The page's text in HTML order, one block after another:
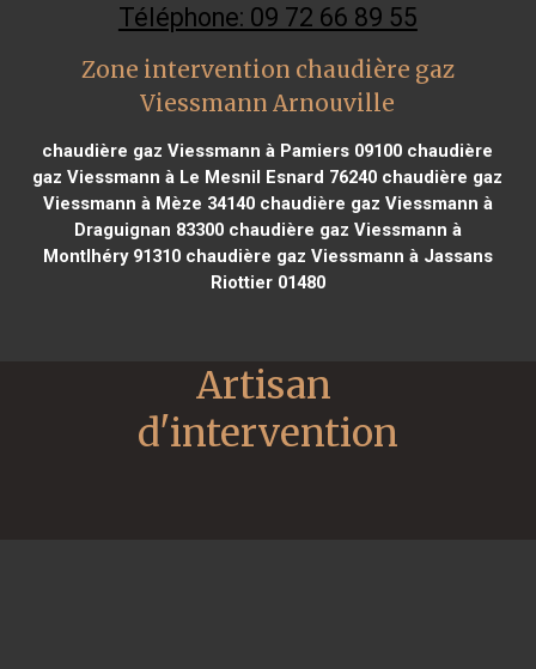
Téléphone: 09 72 66 89 55
Zone intervention chaudière gaz
Viessmann Arnouville
chaudière gaz Viessmann à Pamiers 09100 chaudière
gaz Viessmann à Le Mesnil Esnard 76240 chaudière gaz
Viessmann à Mèze 34140chaudière gaz Viessmann à
Draguignan 83300chaudière gaz Viessmann à
Montlhéry 91310chaudière gaz Viessmann à Jassans
Riottier 01480
Artisan
d'intervention